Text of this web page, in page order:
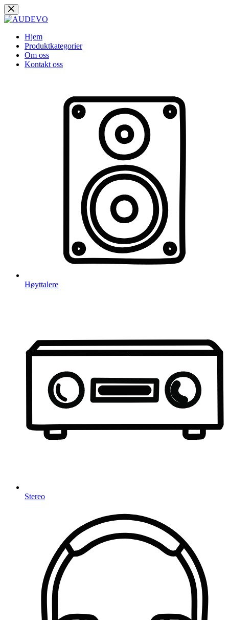
Hopp
til
Hjem
Produktkategorier
Om oss
Kontakt oss
Høyttalere
Stereo